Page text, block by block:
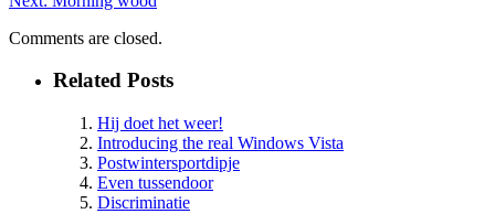
Comments are closed.
Related Posts
Hij doet het weer!
Introducing the real Windows Vista
Postwintersportdipje
Even tussendoor
Discriminatie